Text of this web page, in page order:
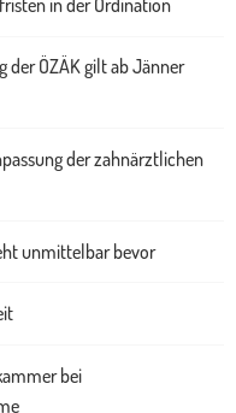
der ÖZÄK gilt ab Jänner
der zahnärztlichen
unmittelbar bevor
bei